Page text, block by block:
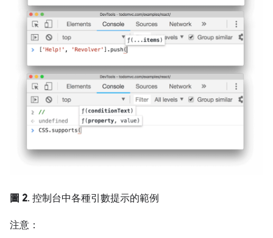
圖 2. 控制台中各種引數提示的範例
注意：